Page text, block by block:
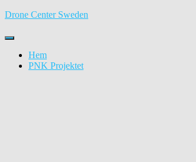
Drone Center Sweden
Toggle
Navigation
Hem
PNK Projektet